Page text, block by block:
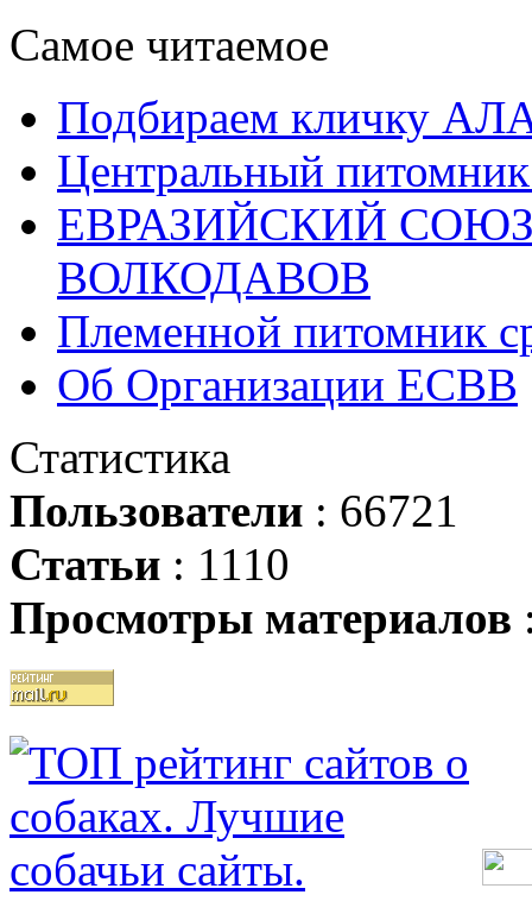
Самое читаемое
Подбираем кличку
Центральный
ЕВРАЗИЙСКИЙ
ВОЛКОДАВОВ
Племенной питомник
Об Организации ЕСВВ
Статистика
Пользователи : 66721
Статьи : 1110
Просмотры материалов